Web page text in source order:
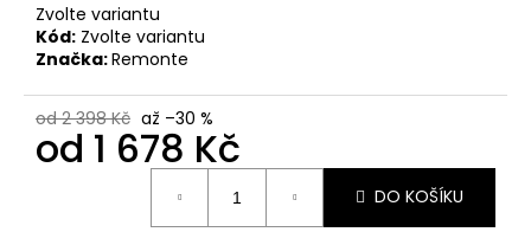
Zvolte variantu
Kód: Zvolte variantu
Značka:Remonte
od 2 398 Kč až –30 %
od 1 678 Kč
DO KOŠÍKU
u
č
u
j
e
m